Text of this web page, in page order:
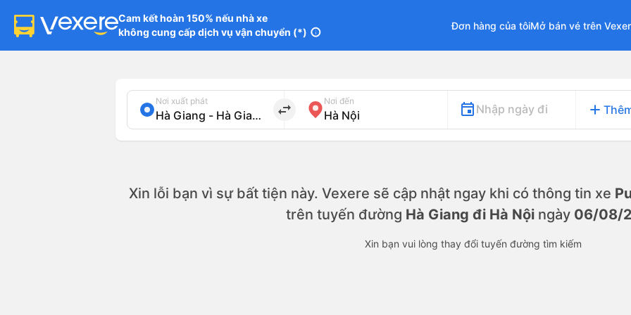
Cam kết hoàn 150% nếu nhà xe
không cung cấp dịch vụ vận chuyển (*) info
Đơn hàng của tôiMở bán vé trên
Nơi xuất phát
import_export
Nơi đến
Nhập ngày đi add
Xin lỗi bạn vì sự bất tiện này. Vexere sẽ cập nhật ngay khi có thông tin xe
trên tuyến đường Hà Giang đi Hà Nội ngày 06/08/
Xin bạn vui lòng thay đổi tuyến đường tìm kiếm